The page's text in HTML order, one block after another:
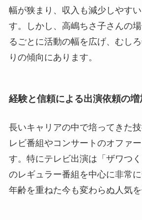
幅が狭まり、収入も減少しやす
す。しかし、高嶋ちさ子さんの
るごとに活動の幅を広げ、むし
りの傾向にあります。
経験と信頼による出演依頼の増
長いキャリアの中で培ってきた
レビ番組やコンサートのオファ
す。特にテレビ出演は「ザワつ
のレギュラー番組を中心に非常に
年齢を重ねた今も変わらぬ人気を